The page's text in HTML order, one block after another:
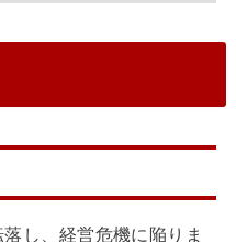
し、経営危機に陥りま